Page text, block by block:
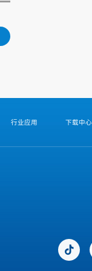
行业应用 下载中心